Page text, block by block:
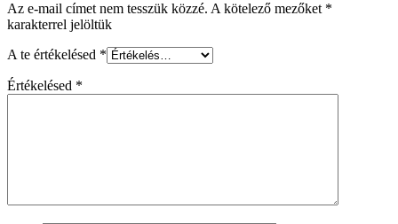
Az e-mail címet nem tesszük közzé. A kötelező mezőket *
karakterrel jelöltük
A te értékelésed *
Értékelésed *